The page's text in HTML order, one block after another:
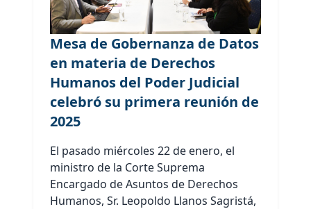
Mesa de Gobernanza de Datos
en materia de Derechos
Humanos del Poder Judicial
celebró su primera reunión de
2025
El pasado miércoles 22 de enero, el
ministro de la Corte Suprema
Encargado de Asuntos de Derechos
Humanos, Sr. Leopoldo Llanos Sagristá,